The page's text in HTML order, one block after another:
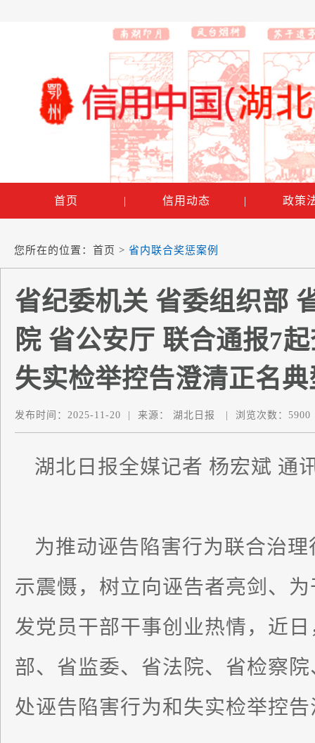
首页 | 信用动态 | 政策
您所在的位置： 首页 > 省内联合奖惩案例
省纪委机关 省委组织部
院 省公安厅 联合通报7
失实检举控告澄清正名
发布时间： 2025-11-20 来源： 湖北日报 浏览次数： 5900
湖北日报全媒记者 杨宏斌 通
为推动诬告陷害行为联合治
示震慑，树立向诬告者亮剑、
发党员干部干事创业热情，近
部、省监委、省法院、省检察
处诬告陷害行为和失实检举控